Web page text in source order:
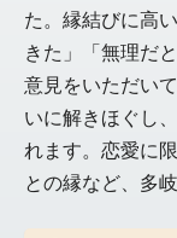
た。縁結びに高
きた」「無理だ
意見をいただい
いに解きほぐし
れます。恋愛に
との縁など、多